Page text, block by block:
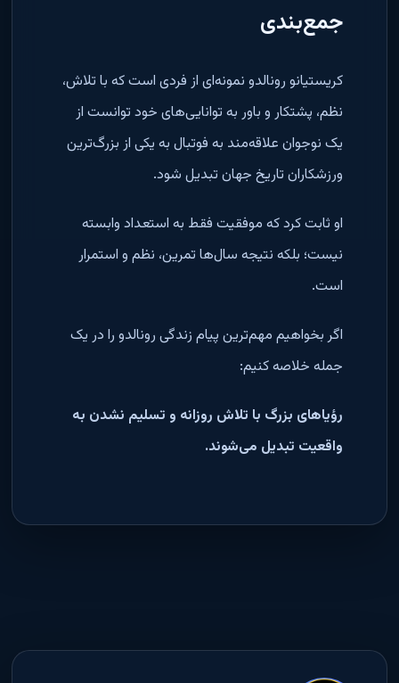
جمع‌بندی
کریستیانو رونالدو نمونه‌ای از فردی است که با تلاش،
نظم، پشتکار و باور به توانایی‌های خود توانست از
یک نوجوان علاقه‌مند به فوتبال به یکی از بزرگ‌ترین
ورزشکاران تاریخ جهان تبدیل شود.
او ثابت کرد که موفقیت فقط به استعداد وابسته
نیست؛ بلکه نتیجه سال‌ها تمرین، نظم و استمرار
است.
اگر بخواهیم مهم‌ترین پیام زندگی رونالدو را در یک
جمله خلاصه کنیم:
رؤیاهای بزرگ با تلاش روزانه و تسلیم نشدن به
واقعیت تبدیل می‌شوند.